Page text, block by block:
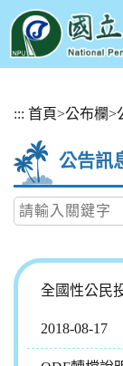
::: 首頁>公布欄>
公告訊
全國性公民
2018-08-17